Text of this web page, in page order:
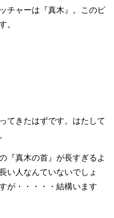
チャーは『真木』。このピ
。
てきたはずです。はたして
『真木の首』が長すぎるよ
い人なんていないでしょ
が・・・・・結構います